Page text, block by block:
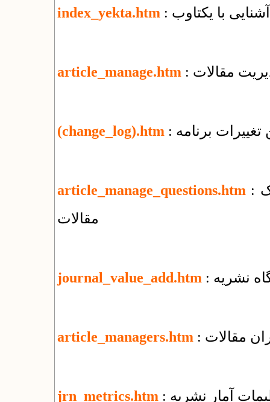
index_yekta.htm : آشنایی با یکتاوب
article_manage.htm مقالات
(change_log).htm برنامه
article_manage_questions.htm : پرسش‌های بنیادی درباره‌ی مدیریت الکترونیک
مقالات
journal_value_add.htm نشریه
article_managers.htm مقالات
jrn_metrics.htm آمار نشریه